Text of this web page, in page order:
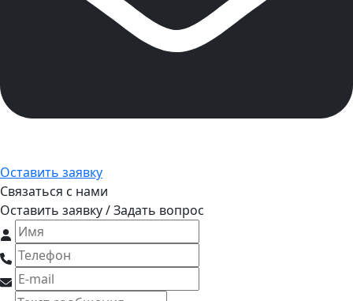
Оставить заявку
Связаться с нами
Оставить заявку / Задать вопрос